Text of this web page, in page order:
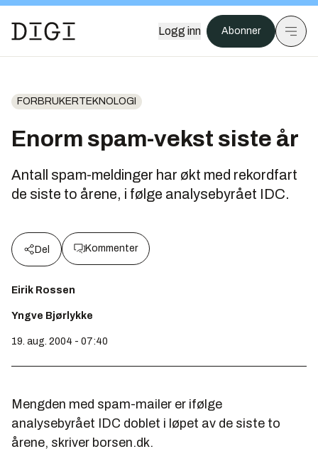
Logg inn Abonner
FORBRUKERTEKNOLOGI
Enorm spam-vekst siste år
Antall spam-meldinger har økt med rekordfart
de siste to årene, i følge analysebyrået IDC.
Del Kommenter
Eirik Rossen
Yngve Bjørlykke
19. aug. 2004 - 07:40
Mengden med spam-mailer er ifølge
analysebyrået IDC doblet i løpet av de siste to
årene, skriver borsen.dk.